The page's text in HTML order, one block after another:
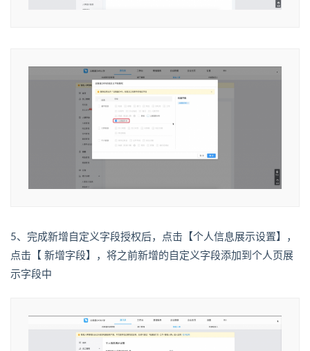
5、完成新增自定义字段授权后，点击【个人信息展示设置】，
点击【 新增字段】，将之前新增的自定义字段添加到个人页展
示字段中